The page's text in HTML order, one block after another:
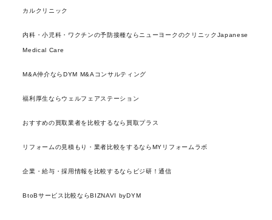
カルクリニック
内科・小児科・ワクチンの予防接種ならニューヨークのクリニックJapanese
Medical Care
M&A仲介ならDYM M&Aコンサルティング
福利厚生ならウェルフェアステーション
おすすめの買取業者を比較するなら買取プラス
リフォームの見積もり・業者比較をするならMYリフォームラボ
企業・給与・採用情報を比較するならビジ研！通信
BtoBサービス比較ならBIZNAVI byDYM